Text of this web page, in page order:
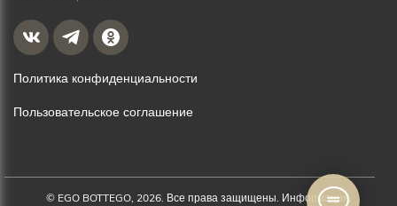
Политика конфиденциальности
Пользовательское соглашение
© EGO BOTTEGO, 2026. Все права защищены. Информация,